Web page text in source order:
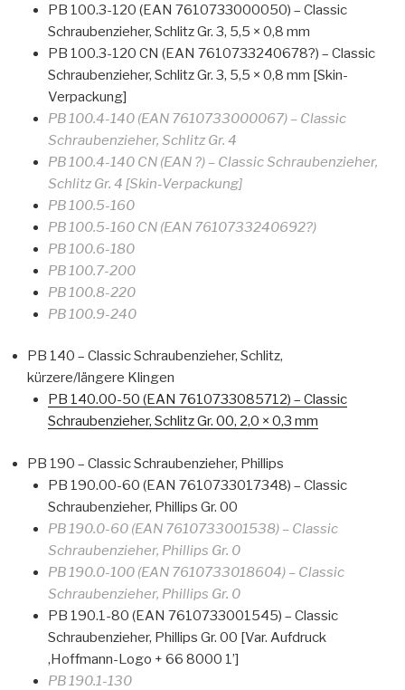
PB 100.3-120 (EAN 7610733000050) – Classic
Schraubenzieher, Schlitz Gr. 3, 5,5 × 0,8 mm
PB 100.3-120 CN (EAN 7610733240678?) – Classic
Schraubenzieher, Schlitz Gr. 3, 5,5 × 0,8 mm [Skin-
Verpackung]
PB 100.4-140 (EAN 7610733000067) – Classic
Schraubenzieher, Schlitz Gr. 4
PB 100.4-140 CN (EAN ?) – Classic Schraubenzieher,
Schlitz Gr. 4 [Skin-Verpackung]
PB 100.5-160
PB 100.5-160 CN (EAN 7610733240692?)
PB 100.6-180
PB 100.7-200
PB 100.8-220
PB 100.9-240
PB 140 – Classic Schraubenzieher, Schlitz,
kürzere/längere Klingen
PB 140.00-50 (EAN 7610733085712) – Classic
Schraubenzieher, Schlitz Gr. 00, 2,0 × 0,3 mm
PB 190 – Classic Schraubenzieher, Phillips
PB 190.00-60 (EAN 7610733017348) – Classic
Schraubenzieher, Phillips Gr. 00
PB 190.0-60 (EAN 7610733001538) – Classic
Schraubenzieher, Phillips Gr. 0
PB 190.0-100 (EAN 7610733018604) – Classic
Schraubenzieher, Phillips Gr. 0
PB 190.1-80 (EAN 7610733001545) – Classic
Schraubenzieher, Phillips Gr. 00 [Var. Aufdruck
‚Hoffmann-Logo + 66 8000 1’]
PB 190.1-130